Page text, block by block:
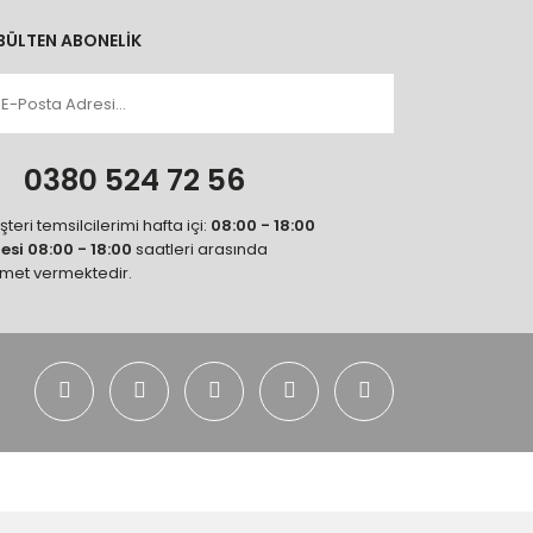
ABONELİK
0380 524 72 56
temsilcilerimi hafta içi: 08:00 - 18:00
08:00 - 18:00 saatleri arasında
vermektedir.